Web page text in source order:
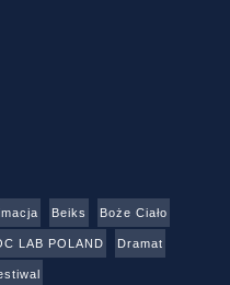
Beiks Boże Ciało
LAB POLAND Dramat